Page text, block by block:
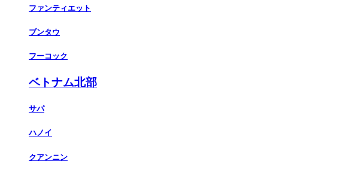
ファンティエット
ブンタウ
フーコック
ベトナム北部
サパ
ハノイ
クアンニン